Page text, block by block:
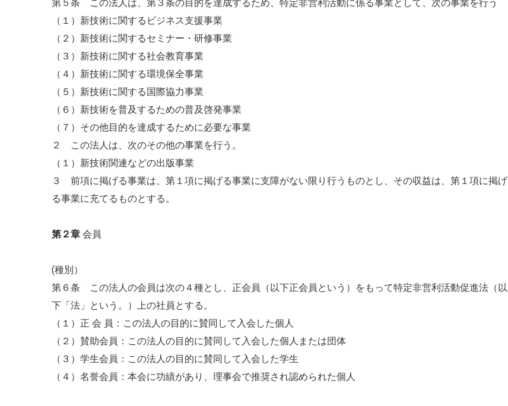
第５条 この法人は、第３条の目的を達成するため、特定非営利活動に係る事業として、次の事業を行う
（１）新技術に関するビジネス支援事業
（２）新技術に関するセミナー・研修事業
（３）新技術に関する社会教育事業
（４）新技術に関する環境保全事業
（５）新技術に関する国際協力事業
（６）新技術を普及するための普及啓発事業
（７）その他目的を達成するために必要な事業
２ この法人は、次のその他の事業を行う。
（１）新技術関連などの出版事業
３ 前項に掲げる事業は、第１項に掲げる事業に支障がない限り行うものとし、その収益は、第１項に掲げ
る事業に充てるものとする。
第２章 会員
(種別）
第６条 この法人の会員は次の４種とし、正会員（以下正会員という）をもって特定非営利活動促進法（以
下「法」という。）上の社員とする。
（１）正 会 員：この法人の目的に賛同して入会した個人
（２）賛助会員：この法人の目的に賛同して入会した個人または団体
（３）学生会員：この法人の目的に賛同して入会した学生
（４）名誉会員：本会に功績があり、理事会で推奨され認められた個人